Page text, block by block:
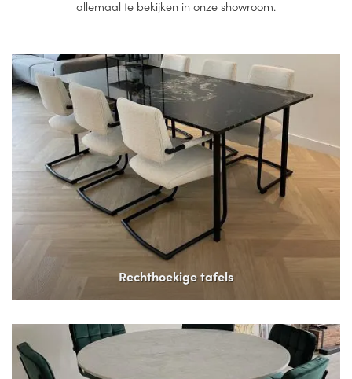
allemaal te bekijken in onze showroom.
Rechthoekige tafels